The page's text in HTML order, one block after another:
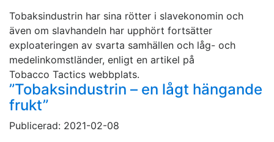
Tobaksindustrin har sina rötter i slavekonomin och
även om slavhandeln har upphört fortsätter
exploateringen av svarta samhällen och låg- och
medelinkomstländer, enligt en artikel på
Tobacco Tactics webbplats.
”Tobaksindustrin – en lågt hängande
frukt”
Publicerad: 2021-02-08